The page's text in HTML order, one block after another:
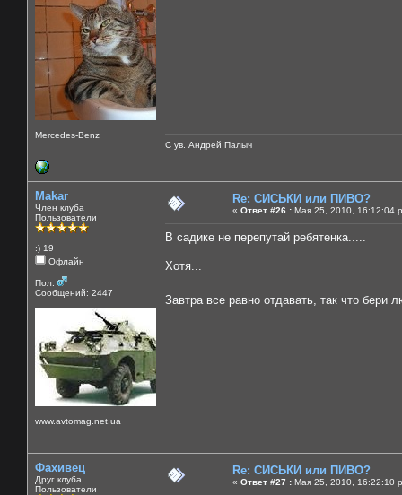
Mercedes-Benz
С ув. Андрей Палыч
Makar
Член клуба
Пользователи
:) 19
Офлайн
Пол:
Сообщений: 2447
www.avtomag.net.ua
Re: СИСЬКИ или ПИВО?
« Ответ #26 : Мая 25, 2010, 16:12:04
В садике не перепутай ребятенка.....
Хотя...
Завтра все равно отдавать, так что бери
Фахивец
Друг клуба
Пользователи
Re: СИСЬКИ или ПИВО?
« Ответ #27 : Мая 25, 2010, 16:22:10